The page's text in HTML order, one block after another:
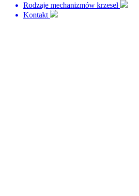
Rodzaje mechanizmów krzeseł
Kontakt